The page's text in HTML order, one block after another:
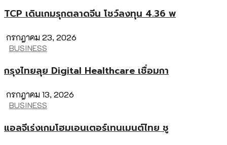
TCP เดินเกมรุกตลาดจีน โชว์ลงทุน 4.36 พ
กรกฎาคม 23, 2026
BUSINESS
กรุงไทยลุย Digital Healthcare เชื่อมกา
กรกฎาคม 13, 2026
BUSINESS
แอลจีเร่งเกมโฮมเอนเตอร์เทนเมนต์ไทย ชู